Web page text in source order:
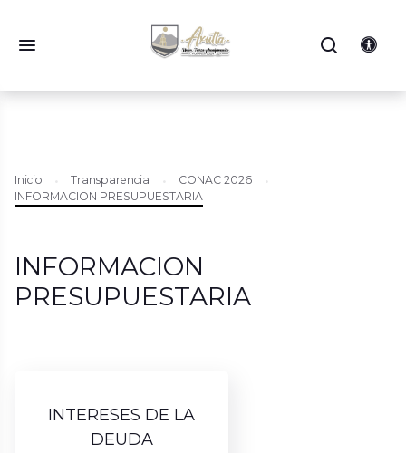
Inicio Transparencia
CONAC 2026
INFORMACION PRESUPUESTARIA
INFORMACION
PRESUPUESTARIA
INTERESES DE LA
DEUDA